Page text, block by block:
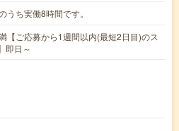
うち実働8時間です。
【ご応募から1週間以内(最短2日目)のス
即日～